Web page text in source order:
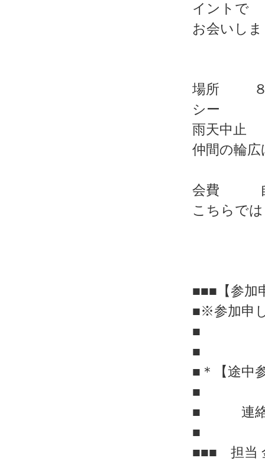
イントで
お会いし
場所 ８
シー
雨天中止
仲間の輪
会費 自
こちらで
■■■【参加
■※参加申
■
■
■＊【途中
■
■ 連絡方
■
■■■ 担当